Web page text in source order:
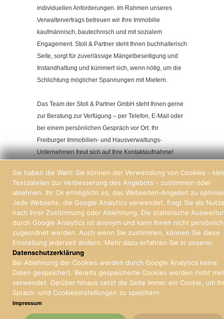
individuellen Anforderungen. Im Rahmen unseres
Verwaltervertrags betreuen wir Ihre Immobilie
kaufmännisch, bautechnisch und mit sozialem
Engagement. Stoll & Partner steht Ihnen buchhalterisch
Seite, sorgt für zuverlässige Mängelbeseitigung und
Instandhaltung und kümmert sich, wenn nötig, um die
Schlichtung möglicher Spannungen mit Mietern.
Das Team der Stoll & Partner GmbH steht Ihnen gerne
zur Beratung zur Verfügung – per Telefon, E-Mail oder
bei einem persönlichen Gespräch vor Ort. Ihr
Freiburger Immobilien- und Hausverwaltungs-
Unternehmen freut sich auf Ihre Kontaktaufnahme!
Alle News zum Weiterlesen
© 2026 | Stoll und Partner, Immobilien und Hausverwaltung Freiburg
Sie haben die Wahl: Sie können der Verwendung von Cookies -
Textdateien zur Verbesserung des Angebots - zustimmen oder
ablehnen. Ihr Ok ermöglicht es, das Webseiten-Angebot zu
Jede Webseite, die Google Analytics verwendet, fragt Sie als
nach Ihrer Zustimmung oder Ablehnung. Die statistische
durch Google Analytics ist anonym und kann Ihnen nicht persönlich
zugeordnet werden. Auch wenn Sie zustimmen, können Sie diese
Einstellung jederzeit ändern. Mehr dazu erfahren Sie in unserer
Datenschutzerklärung.
Bei Ablehnung der Cookies werden durch Google Analytics keine
Daten gespeichert. Bereits gespeicherte Cookies werden nicht
verwendet. Darüber hinaus setzt die Seite immer ein Cookie, um
Sprach -und Cookieeinstellungen zu speichern.
Impressum